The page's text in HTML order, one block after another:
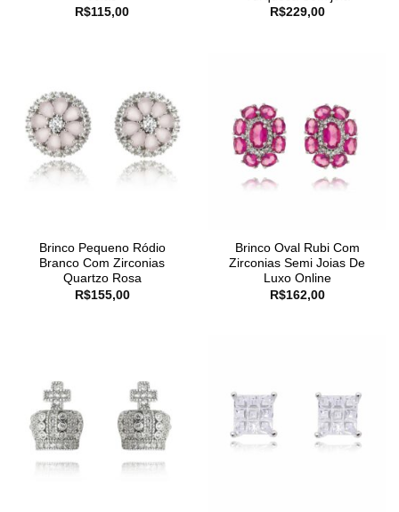
R$115,00
R$229,00
Brinco Pequeno Ródio
Branco Com Zirconias
Quartzo Rosa
R$155,00
Brinco Oval Rubi Com
Zirconias Semi Joias De
Luxo Online
R$162,00